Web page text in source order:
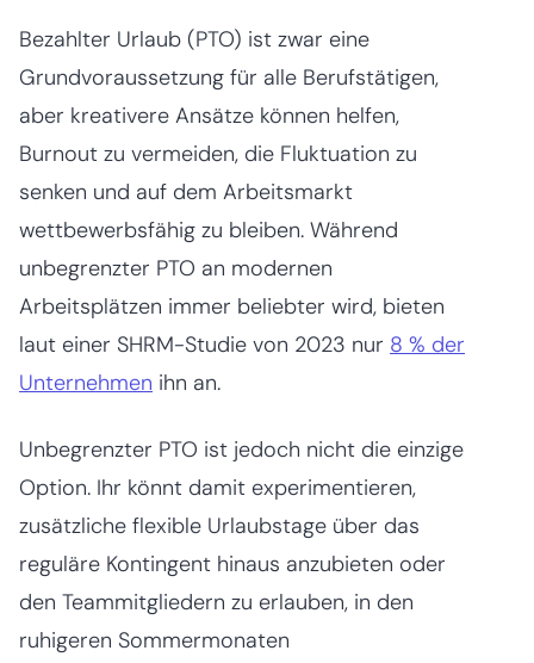
Bezahlter Urlaub (PTO) ist zwar eine
Grundvoraussetzung für alle Berufstätigen,
aber kreativere Ansätze können helfen,
Burnout zu vermeiden, die Fluktuation zu
senken und auf dem Arbeitsmarkt
wettbewerbsfähig zu bleiben. Während
unbegrenzter PTO an modernen
Arbeitsplätzen immer beliebter wird, bieten
laut einer SHRM-Studie von 2023 nur 8 % der
Unternehmen ihn an.
Unbegrenzter PTO ist jedoch nicht die einzige
Option. Ihr könnt damit experimentieren,
zusätzliche flexible Urlaubstage über das
reguläre Kontingent hinaus anzubieten oder
den Teammitgliedern zu erlauben, in den
ruhigeren Sommermonaten